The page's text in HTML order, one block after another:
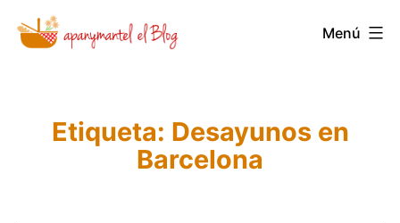
Saltar
Novedades
Menú
Etiqueta: Desayunos en
Barcelona